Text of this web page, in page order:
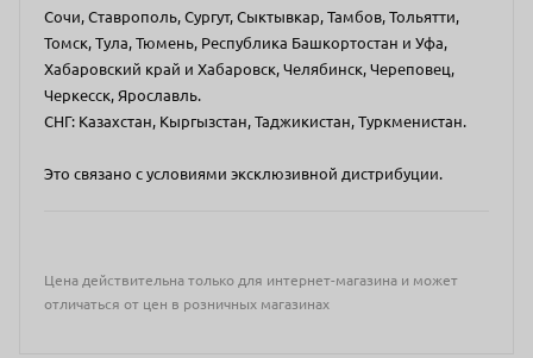
Сочи, Ставрополь, Сургут, Сыктывкар, Тамбов, Тольятти,
Томск, Тула, Тюмень, Республика Башкортостан и Уфа,
Хабаровский край и Хабаровск, Челябинск, Череповец,
Черкесск, Ярославль.
СНГ: Казахстан, Кыргызстан, Таджикистан, Туркменистан.
Это связано с условиями эксклюзивной дистрибуции.
Цена действительна только для интернет-магазина и может
отличаться от цен в розничных магазинах